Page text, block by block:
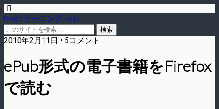
blog.eラーニング.co.jp
2010年2月11日 • 5コメント
ePub形式の電子書籍をFirefox
で読む